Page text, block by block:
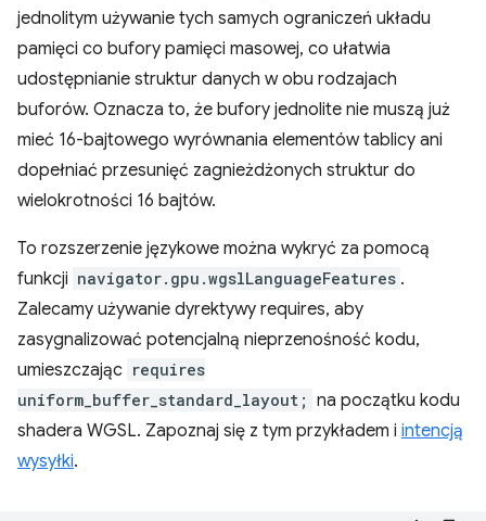
jednolitym używanie tych samych ograniczeń układu
pamięci co bufory pamięci masowej, co ułatwia
udostępnianie struktur danych w obu rodzajach
buforów. Oznacza to, że bufory jednolite nie muszą już
mieć 16-bajtowego wyrównania elementów tablicy ani
dopełniać przesunięć zagnieżdżonych struktur do
wielokrotności 16 bajtów.
To rozszerzenie językowe można wykryć za pomocą
funkcji navigator.gpu.wgslLanguageFeatures .
Zalecamy używanie dyrektywy requires, aby
zasygnalizować potencjalną nieprzenośność kodu,
umieszczając requires
uniform_buffer_standard_layout; na początku kodu
shadera WGSL. Zapoznaj się z tym przykładem i intencją
wysyłki.